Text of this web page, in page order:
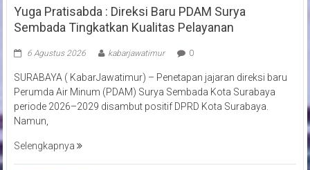
Yuga Pratisabda : Direksi Baru PDAM Surya
Sembada Tingkatkan Kualitas Pelayanan
6 Agustus 2026 kabarjawatimur 0
SURABAYA ( KabarJawatimur) – Penetapan jajaran direksi baru
Perumda Air Minum (PDAM) Surya Sembada Kota Surabaya
periode 2026–2029 disambut positif DPRD Kota Surabaya.
Namun,
Selengkapnya